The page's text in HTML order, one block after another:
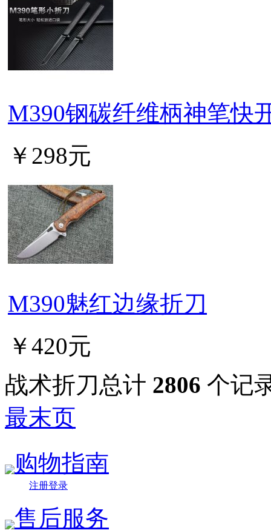
M390钢碳纤维柄神笔快
￥298元
M390魅红边缘折刀
￥420元
战术折刀总计 2806 个记
最末页
购物指南
注册登录
售后服务